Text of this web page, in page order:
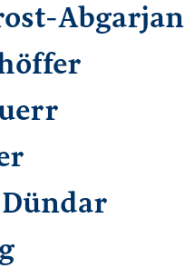
Abgarjan